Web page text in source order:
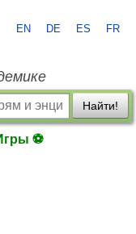
EN DE ES FR
Найти!
⚽